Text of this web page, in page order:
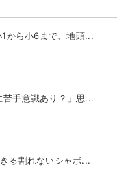
1から小6まで、地頭...
苦手意識あり？」思...
る割れないシャボ...